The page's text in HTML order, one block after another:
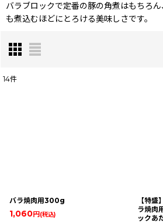
バラブロックで定番の豚の角煮はもちろ
も煮込むほどにとろける美味しさです。
14件
バラ焼肉用300g
1,060円 (税込)
【特
ラ焼肉
ックあ